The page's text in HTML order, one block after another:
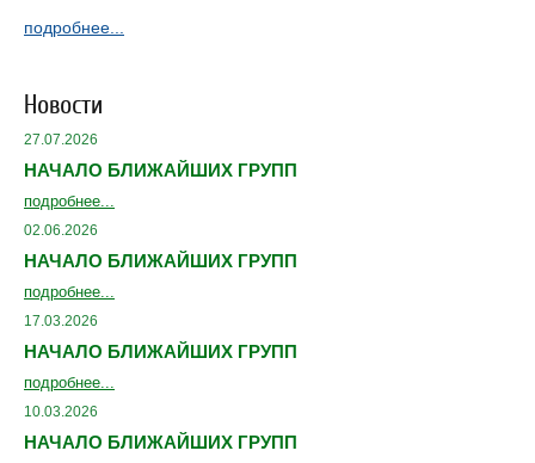
подробнее...
Новости
27.07.2026
НАЧАЛО БЛИЖАЙШИХ ГРУПП
подробнее...
02.06.2026
НАЧАЛО БЛИЖАЙШИХ ГРУПП
подробнее...
17.03.2026
НАЧАЛО БЛИЖАЙШИХ ГРУПП
подробнее...
10.03.2026
НАЧАЛО БЛИЖАЙШИХ ГРУПП